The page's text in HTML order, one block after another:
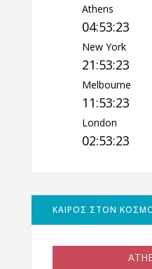
Athens
04:53:24
New York
21:53:24
Melbourne
11:53:24
London
02:53:24
ΚΑΙΡΟΣ ΣΤΟΝ